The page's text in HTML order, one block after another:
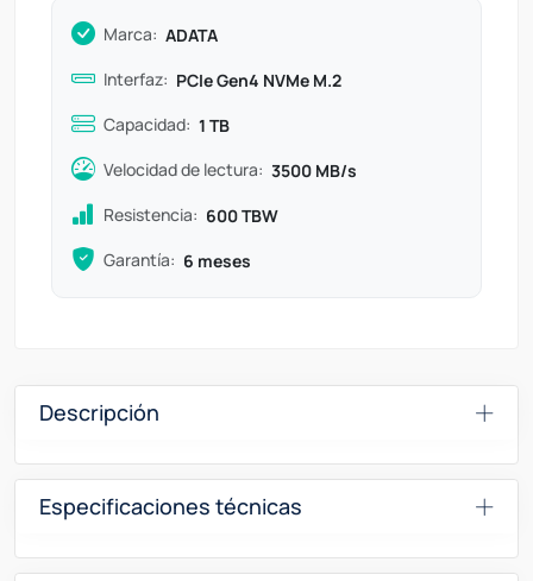
Marca: ADATA
Interfaz: PCIe Gen4 NVMe M.2
Capacidad: 1 TB
Velocidad de lectura: 3500 MB/s
Resistencia: 600 TBW
Garantía: 6 meses
Descripción
Especificaciones técnicas